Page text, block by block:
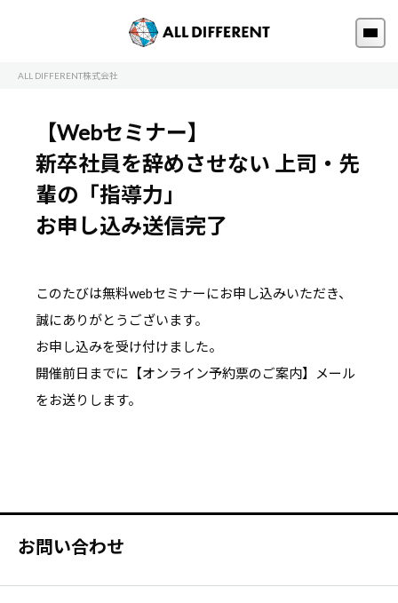
ALL DIFFERENT株式会社
【Webセミナー】
新卒社員を辞めさせない 上司・先
輩の「指導力」
お申し込み送信完了
このたびは無料webセミナーにお申し込みいただき、
誠にありがとうございます。
お申し込みを受け付けました。
開催前日までに【オンライン予約票のご案内】メール
をお送りします。
お問い合わせ